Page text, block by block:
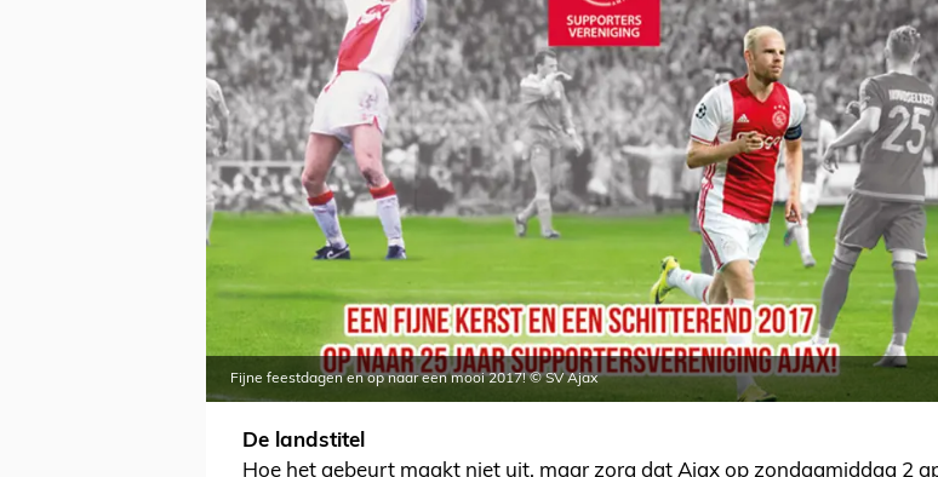
Fijne feestdagen en op naar een mooi 2017! © SV Ajax
De landstitel
Hoe het gebeurt maakt niet uit, maar zorg dat Ajax op zondagmiddag 2